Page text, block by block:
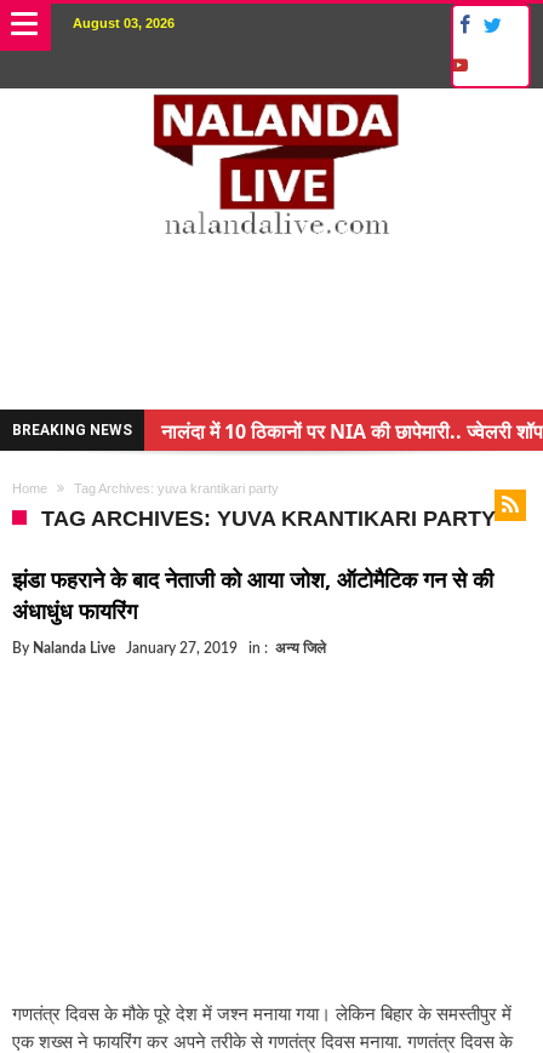
August 03, 2026
BREAKING NEWS
नालंदा में 10 ठिकानों पर NIA की छापेमारी.. ज्वेलरी शॉप
अंचल पदाधिकारी (CO) बर्खास्त.. फर्जीवाड़ा कर पाई थी
बिहार में एक और सिक्स लेन की मंजूरी.. जानिए किन-किन
क्रिकेटर ईशान किशन की शादी फिक्स, गर्लफ्रेंड से होगी
Home Tag Archives: yuva krantikari party
TAG ARCHIVES: YUVA KRANTIKARI PARTY
झंडा फहराने के बाद नेताजी को आया जोश, ऑटोमैटिक गन से की
अंधाधुंध फायरिंग
By Nalanda Live January 27, 2019 in : अन्य जिले
गणतंत्र दिवस के मौके पूरे देश में जश्न मनाया गया। लेकिन बिहार के समस्तीपुर में
एक शख्स ने फायरिंग कर अपने तरीके से गणतंत्र दिवस मनाया. गणतंत्र दिवस के